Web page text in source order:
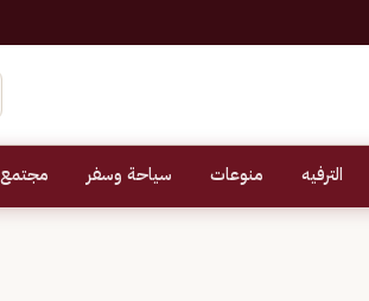
الترفيه منوعات سياحة وسفر مجتمع